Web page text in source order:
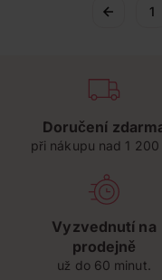
1
Doručení
při nákupu nad 1 200
Vyzvednutí na
prodejně
už do 60 minut.